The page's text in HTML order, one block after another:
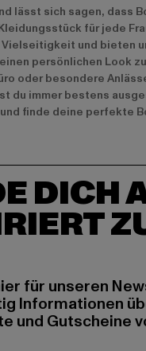
lässt sich sagen, dass
für jede
und bieten
persönlichen Look
oder besondere
du immer bestens
finde deine perfekte
DICH
für unseren
Informationen
und Gutscheine